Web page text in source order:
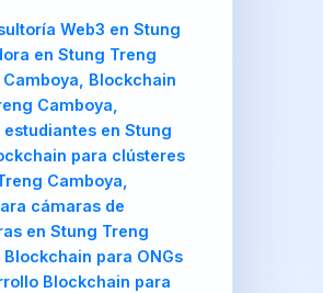
Asesoría Web3 para gobiernos regionales en Stung Treng Camboya, Asesoría Web3 para consultoras en Stung Treng Camboya, Asesoría Web3 para desarrolladores en Stung Treng Camboya, Asesoría Web3 para inversionistas en Stung Treng Camboya, Asesoría Web3 para ONGs en Stung Treng Camboya, Auditoría Web3 Stung Treng Camboya, Auditoría Web3 en Stung Treng Camboya, Auditoría Web3 para emprendedores en Stung Treng Camboya, Auditoría Web3 para empresarios en Stung Treng Camboya, Auditoría Web3 para fabricantes en Stung Treng Camboya, Auditoría Web3 para agricultores en Stung Treng Camboya, Auditoría Web3 para estudiantes en Stung Treng Camboya, Auditoría Web3 para municipios en Stung Treng Camboya, Auditoría Web3 para alcaldías en Stung Treng Camboya, Auditoría Web3 para clústeres empresariales en Stung Treng Camboya, Auditoría Web3 para pymes en Stung Treng Camboya, Auditoría Web3 para startups en Stung Treng Camboya, Auditoría Web3 para universidades en Stung Treng Camboya, Auditoría Web3 para cooperativas en Stung Treng Camboya, Auditoría Web3 para cámaras de comercio en Stung Treng Camboya, Auditoría Web3 para gobiernos regionales en Stung Treng Camboya, Auditoría Web3 para consultoras en Stung Treng Camboya, Auditoría Web3 para desarrolladores en Stung Treng Camboya, Auditoría Web3 para inversionistas en Stung Treng Camboya, Auditoría Web3 para ONGs en Stung Treng Camboya, Metaverso Stung Treng Camboya, Metaverso en Stung Treng Camboya, Metaverso para emprendedores en Stung Treng Camboya, Metaverso para empresarios en Stung Treng Camboya, Metaverso para fabricantes en